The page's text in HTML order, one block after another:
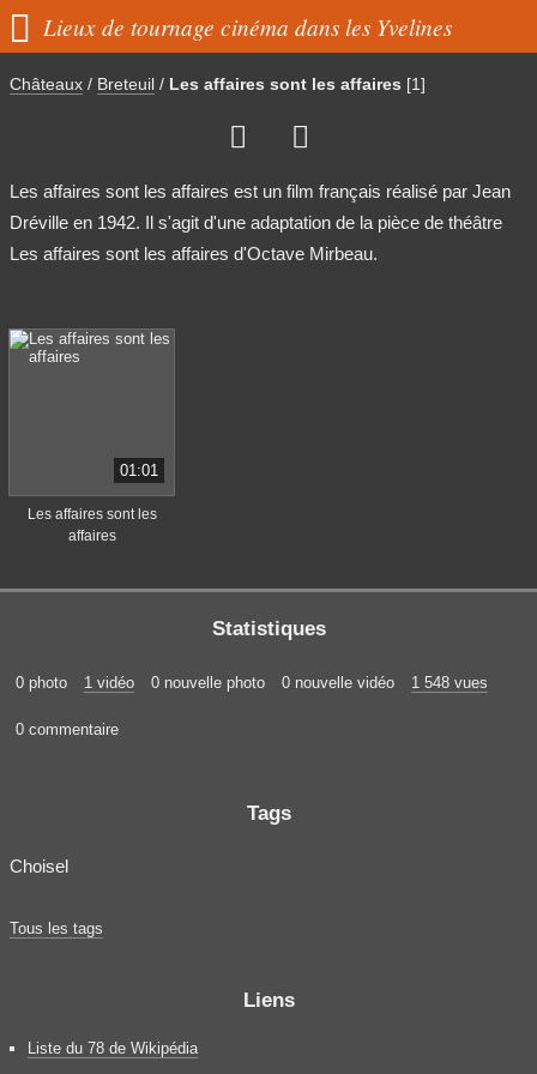
 Lieux de tournage cinéma dans les Yvelines
Châteaux / Breteuil / Les affaires sont les affaires [1]
 
Les affaires sont les affaires est un film français réalisé par Jean
Dréville en 1942. Il s'agit d'une adaptation de la pièce de théâtre
Les affaires sont les affaires d'Octave Mirbeau.
01:01
Les affaires sont les
affaires
Statistiques
0 photo 1 vidéo 0 nouvelle photo 0 nouvelle vidéo 1 548 vues
0 commentaire
Tags
Choisel
Tous les tags
Liens
Liste du 78 de Wikipédia